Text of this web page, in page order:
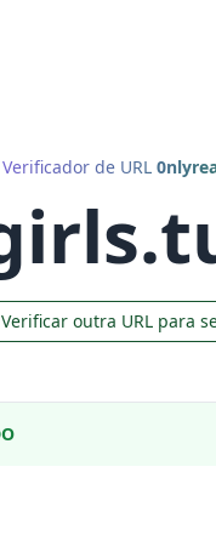
de URL
Verificar outra URL para